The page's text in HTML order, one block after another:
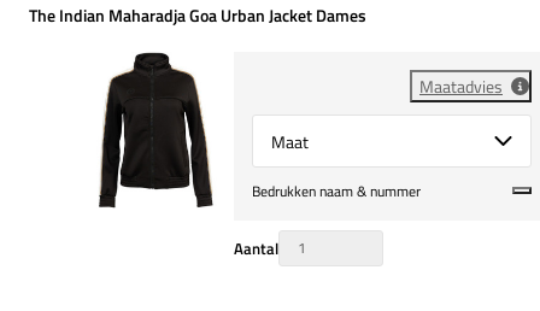
The Indian Maharadja Goa Urban Jacket Dames
Maatadvies
Select {option} for {name}
Bedrukken naam & nummer
Aantal